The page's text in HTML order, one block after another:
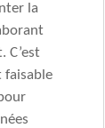
la
C’est
faisable